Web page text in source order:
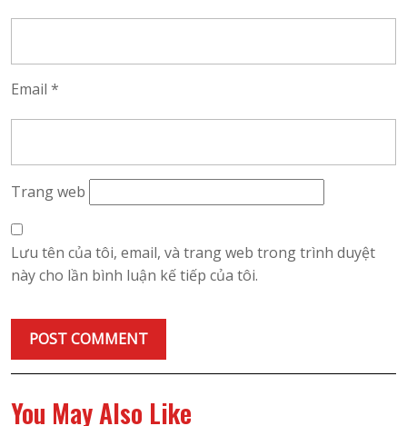
Email *
Trang web
Lưu tên của tôi, email, và trang web trong trình duyệt
này cho lần bình luận kế tiếp của tôi.
You May Also Like